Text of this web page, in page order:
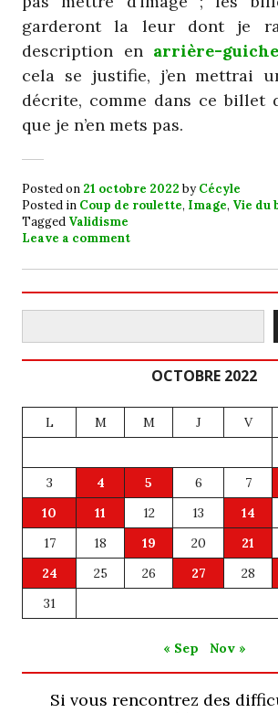
garderont la leur dont je
description en arrière-
cela se justifie, j’en mettrai
décrite, comme dans ce billet
que je n’en mets pas.
Posted on 21 octobre 2022 byCécyle
Posted in Coup de roulette, Image, Vie du
Tagged Validisme
Leave a comment
Rechercher
OCTOBRE 2022
L M M J V
3
4 5 6 7
10
11 12 13 14
17
18 19 20 21
24
25 26 27 28
31
« Sep Nov »
Si vous rencontrez des